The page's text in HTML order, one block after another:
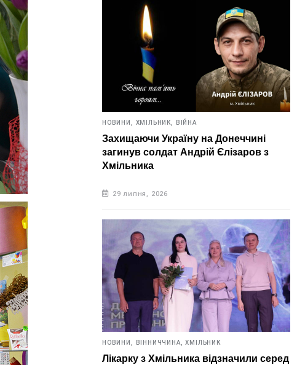
НОВИНИ, ХМІЛЬНИК, ВІЙНА
Захищаючи Україну на Донеччині
загинув солдат Андрій Єлізаров з
Хмільника
29 липня, 2026
НОВИНИ, ВІННИЧЧИНА, ХМІЛЬНИК
Лікарку з Хмільника відзначили серед